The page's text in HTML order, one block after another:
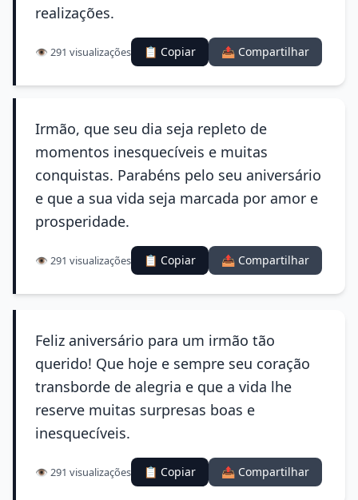
realizações.
👁️ 291 visualizações 📋 Copiar 📤 Compartilhar
Irmão, que seu dia seja repleto de
momentos inesquecíveis e muitas
conquistas. Parabéns pelo seu aniversário
e que a sua vida seja marcada por amor e
prosperidade.
👁️ 291 visualizações 📋 Copiar 📤 Compartilhar
Feliz aniversário para um irmão tão
querido! Que hoje e sempre seu coração
transborde de alegria e que a vida lhe
reserve muitas surpresas boas e
inesquecíveis.
👁️ 291 visualizações 📋 Copiar 📤 Compartilhar